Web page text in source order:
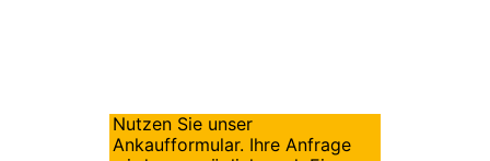
Nutzen Sie unser
Ankaufformular. Ihre Anfrage